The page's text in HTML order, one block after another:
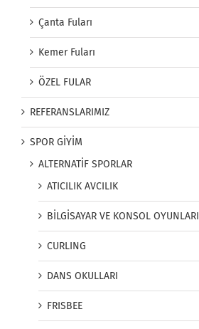
Çanta Fuları
Kemer Fuları
ÖZEL FULAR
REFERANSLARIMIZ
SPOR GİYİM
ALTERNATİF SPORLAR
ATICILIK AVCILIK
BİLGİSAYAR VE KONSOL OYUNLARI
CURLING
DANS OKULLARI
FRISBEE